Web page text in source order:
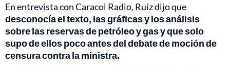
En entrevista con Caracol Radio, Ruiz dijo que
desconocía el texto, las gráficas y los análisis
sobre las reservas de petróleo y gas y que solo
supo de ellos poco antes del debate de moción de
censura contra la ministra.